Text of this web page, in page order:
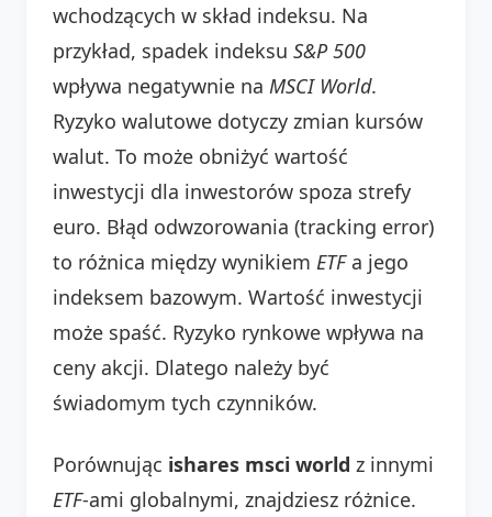
wchodzących w skład indeksu. Na
przykład, spadek indeksu S&P 500
wpływa negatywnie na MSCI World.
Ryzyko walutowe dotyczy zmian kursów
walut. To może obniżyć wartość
inwestycji dla inwestorów spoza strefy
euro. Błąd odwzorowania (tracking error)
to różnica między wynikiem ETFa jego
indeksem bazowym. Wartość inwestycji
może spaść. Ryzyko rynkowe wpływa na
ceny akcji. Dlatego należy być
świadomym tych czynników.
Porównując ishares msci world z innymi
ETF-ami globalnymi, znajdziesz różnice.